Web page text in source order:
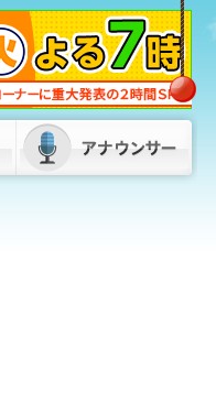
への誓い新たに 福岡・北九州市
区「小伊藤山公園」 2026/08/08
「何も言いたくない」と黙秘も “
い運転”相次ぎ男2人を逮捕 福
恵町と太宰府市 2026/08/08 14:30
最大で９連休“お盆休み” 山陽新
りの混雑ピーク 福岡市・ＪＲ博